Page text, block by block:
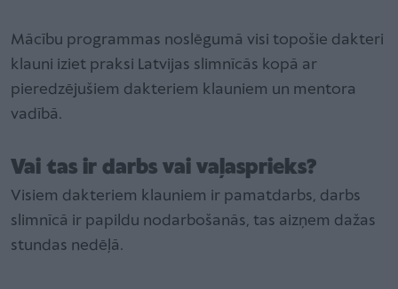
Mācību programmas noslēgumā visi topošie dakteri
klauni iziet praksi Latvijas slimnīcās kopā ar
pieredzējušiem dakteriem klauniem un mentora
vadībā.
Vai tas ir darbs vai vaļasprieks?
Visiem dakteriem klauniem ir pamatdarbs, darbs
slimnīcā ir papildu nodarbošanās, tas aizņem dažas
stundas nedēļā.